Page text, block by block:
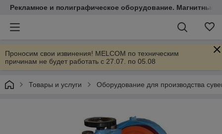
Рекламное и полиграфическое оборудование. Магнитные
Проносим свои извинения! MELCOM по техническим
причинам не будет работать с 27.07. по 05.08
Товары и услуги Оборудование для производства